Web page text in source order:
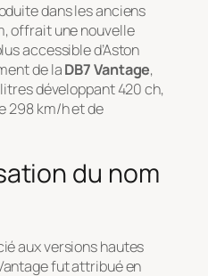
dans les anciens
offrait une nouvelle
accessible d’Aston
de laDB7 Vantage,
développant 420 ch,
298 km/h et de
du nom
aux versions hautes
fut attribué en